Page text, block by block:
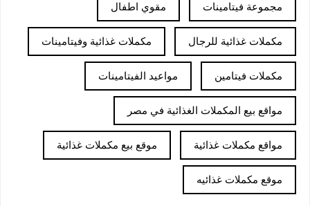
مجموعة فيتامينات مقوي اطفال
مكملات غذائية للرجال مكملات غذائية وفيتامينات
مكملات فيتامين مواعيد الفيتامينات
مواقع بيع المكملات الغذائية في مصر
مواقع مكملات غذائية موقع بيع مكملات غذائية
موقع مكملات غذائيه